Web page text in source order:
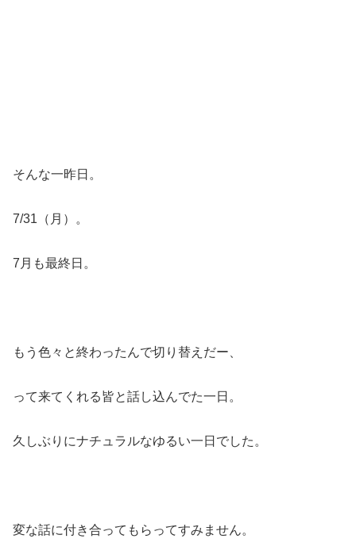
そんな一昨日。
7/31（月）。
7月も最終日。
もう色々と終わったんで切り替えだー、
って来てくれる皆と話し込んでた一日。
久しぶりにナチュラルなゆるい一日でした。
変な話に付き合ってもらってすみません。